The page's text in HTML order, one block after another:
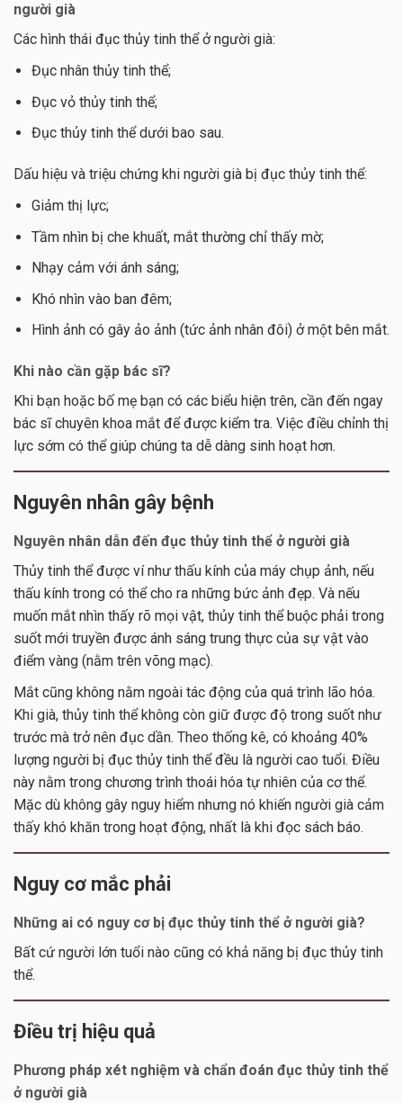
người già
Các hình thái đục thủy tinh thể ở người già:
Đục nhân thủy tinh thể;
Đục vỏ thủy tinh thể;
Đục thủy tinh thể dưới bao sau.
Dấu hiệu và triệu chứng khi người già bị đục thủy tinh thể:
Giảm thị lực;
Tầm nhìn bị che khuất, mắt thường chỉ thấy mờ;
Nhạy cảm với ánh sáng;
Khó nhìn vào ban đêm;
Hình ảnh có gây ảo ảnh (tức ảnh nhân đôi) ở một bên mắt.
Khi nào cần gặp bác sĩ?
Khi bạn hoặc bố mẹ bạn có các biểu hiện trên, cần đến ngay
bác sĩ chuyên khoa mắt để được kiểm tra. Việc điều chỉnh thị
lực sớm có thể giúp chúng ta dễ dàng sinh hoạt hơn.
Nguyên nhân gây bệnh
Nguyên nhân dẫn đến đục thủy tinh thể ở người già
Thủy tinh thể được ví như thấu kính của máy chụp ảnh, nếu
thấu kính trong có thể cho ra những bức ảnh đẹp. Và nếu
muốn mắt nhìn thấy rõ mọi vật, thủy tinh thể buộc phải trong
suốt mới truyền được ánh sáng trung thực của sự vật vào
điểm vàng (nằm trên võng mạc).
Mắt cũng không nằm ngoài tác động của quá trình lão hóa.
Khi già, thủy tinh thể không còn giữ được độ trong suốt như
trước mà trở nên đục dần. Theo thống kê, có khoảng 40%
lượng người bị đục thủy tinh thể đều là người cao tuổi. Điều
này nằm trong chương trình thoái hóa tự nhiên của cơ thể.
Mặc dù không gây nguy hiểm nhưng nó khiến người già cảm
thấy khó khăn trong hoạt động, nhất là khi đọc sách báo.
Nguy cơ mắc phải
Những ai có nguy cơ bị đục thủy tinh thể ở người già?
Bất cứ người lớn tuổi nào cũng có khả năng bị đục thủy tinh
thể.
Điều trị hiệu quả
Phương pháp xét nghiệm và chẩn đoán đục thủy tinh thể
ở người già